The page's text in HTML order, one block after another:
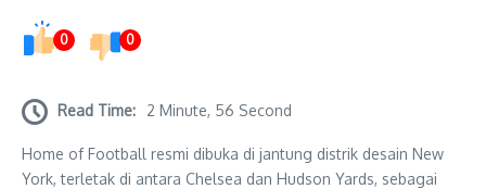
0 0
Read Time: 2 Minute, 56 Second
Home of Football resmi dibuka di jantung distrik desain New
York, terletak di antara Chelsea dan Hudson Yards, sebagai